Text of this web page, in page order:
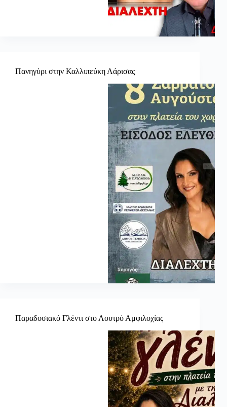
Πανηγύρι στην Καλλιπεύκη Λάρισας
Παραδοσιακό Γλέντι στο Λουτρό Αμφιλοχίας